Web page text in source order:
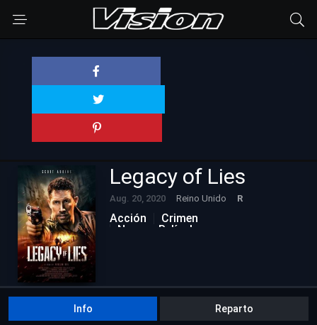
Legacy of Lies
Aug. 20, 2020 Reino Unido R
Acción
Crimen
Nuevas Películas
Info Reparto